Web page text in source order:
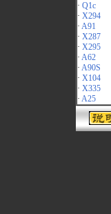
· Q1c
· X294
· A91
· X287
· X295
· A62
· A90S
· X104
· X335
· A25